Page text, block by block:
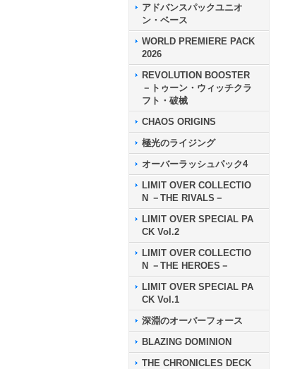
アドバンスパックユニオ
ン・ベース
WORLD PREMIERE PACK
2026
REVOLUTION BOOSTER
－トゥーン・ウィッチクラ
フト・破械
CHAOS ORIGINS
極光のライジング
オーバーラッシュパック4
LIMIT OVER COLLECTIO
N －THE RIVALS－
LIMIT OVER SPECIAL PA
CK Vol.2
LIMIT OVER COLLECTIO
N －THE HEROES－
LIMIT OVER SPECIAL PA
CK Vol.1
深淵のオーバーフォース
BLAZING DOMINION
THE CHRONICLES DECK